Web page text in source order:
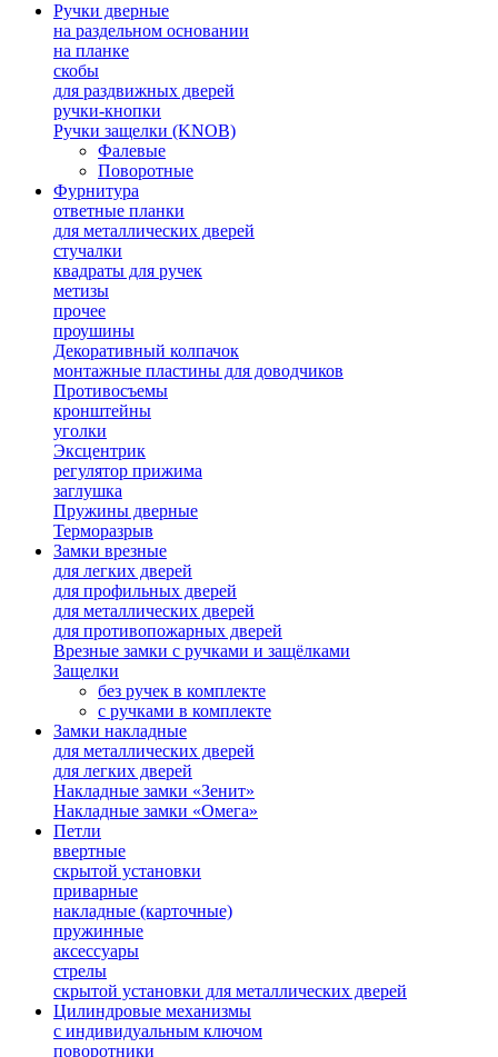
Ручки дверные
на раздельном основании
на планке
скобы
для раздвижных дверей
ручки-кнопки
Ручки защелки (KNOB)
Фалевые
Поворотные
Фурнитура
ответные планки
для металлических дверей
стучалки
квадраты для ручек
метизы
прочее
проушины
Декоративный колпачок
монтажные пластины для доводчиков
Противосъемы
кронштейны
уголки
Эксцентрик
регулятор прижима
заглушка
Пружины дверные
Терморазрыв
Замки врезные
для легких дверей
для профильных дверей
для металлических дверей
для противопожарных дверей
Врезные замки с ручками и защёлками
Защелки
без ручек в комплекте
с ручками в комплекте
Замки накладные
для металлических дверей
для легких дверей
Накладные замки «Зенит»
Накладные замки «Омега»
Петли
ввертные
скрытой установки
приварные
накладные (карточные)
пружинные
аксессуары
стрелы
скрытой установки для металлических дверей
Цилиндровые механизмы
с индивидуальным ключом
поворотники